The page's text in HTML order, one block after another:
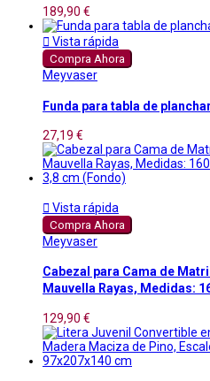
189,90 €
 Vista rápida
Compra Ahora
Meyvaser
Funda para tabla de
27,19 €
 Vista rápida
Compra Ahora
Meyvaser
Cabezal para Cama de
Mauvella Rayas, Medidas:
129,90 €